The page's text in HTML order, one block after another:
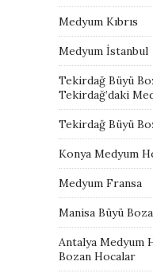
Medyum Kıbrıs
Medyum İstanbul
Tekirdağ Büyü
Tekirdağ’daki
Tekirdağ Büyü
Konya Medyum
Medyum Fransa
Manisa Büyü
Antalya Medyum
Bozan Hocalar